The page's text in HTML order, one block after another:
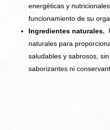
energéticas y
funcionamiento de su
Ingredientes naturales.
naturales para
saludables y sabrosos,
saborizantes ni